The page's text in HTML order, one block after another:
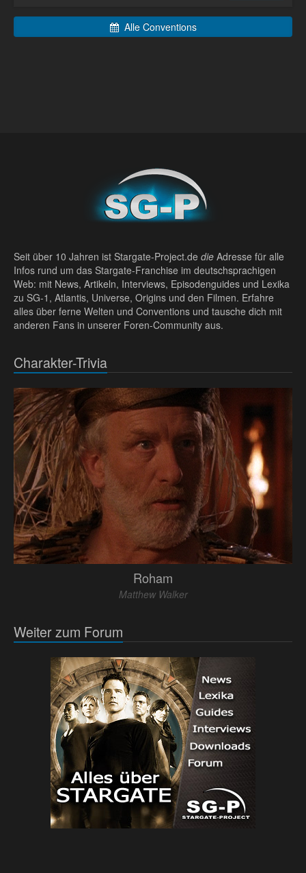
Alle Conventions
Seit über 10 Jahren ist Stargate-Project.de die Adresse für alle
Infos rund um das Stargate-Franchise im deutschsprachigen
Web: mit News, Artikeln, Interviews, Episodenguides und Lexika
zu SG-1, Atlantis, Universe, Origins und den Filmen. Erfahre
alles über ferne Welten und Conventions und tausche dich mit
anderen Fans in unserer Foren-Community aus.
Charakter-Trivia
Roham
Matthew Walker
Weiter zum Forum